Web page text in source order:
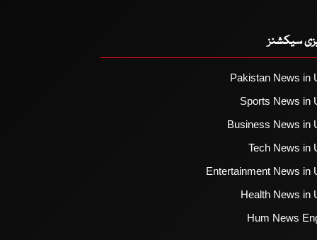
سیکشنز
Pakistan News in
Sports News in
Business News in
Tech News in
Entertainment News in
Health News in
Hum News